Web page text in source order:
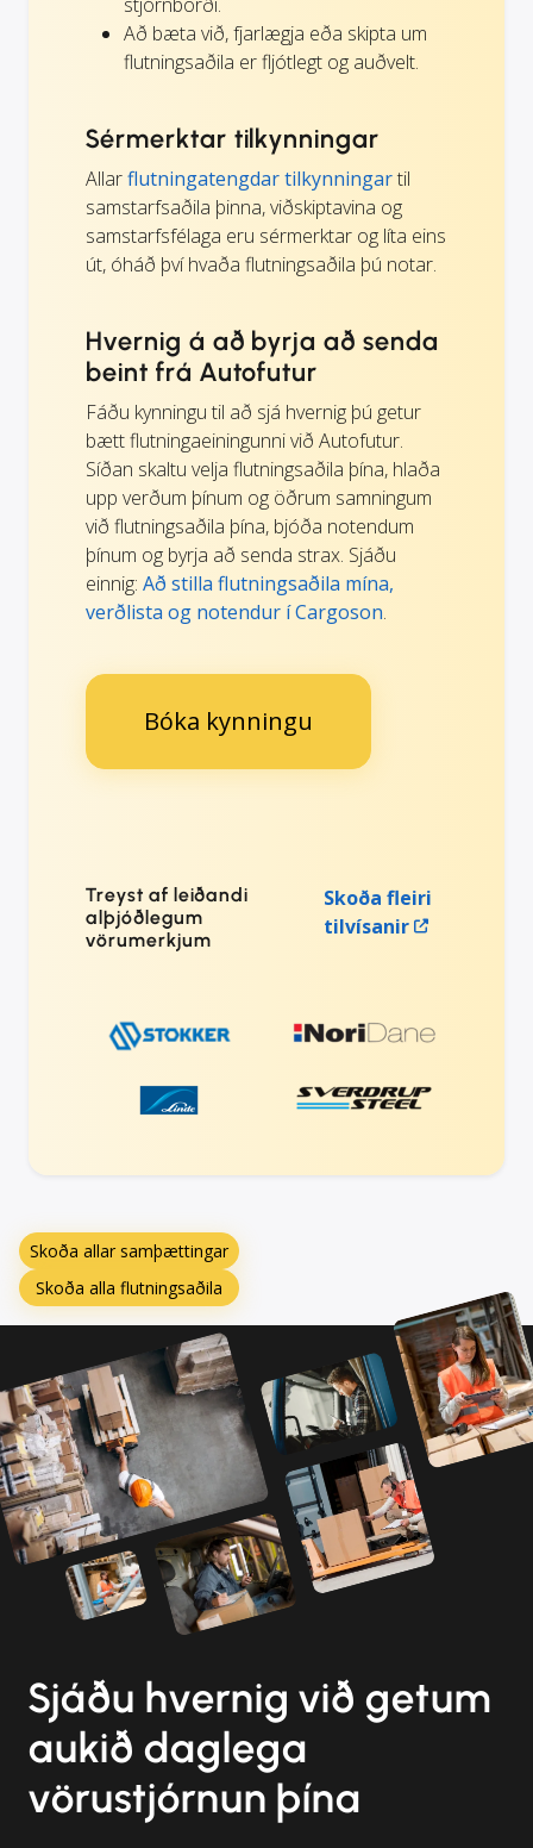
Að bæta við, fjarlægja eða skipta um
flutningsaðila er fljótlegt og auðvelt.
Sérmerktar tilkynningar
Allarflutningatengdar tilkynningartil
samstarfsaðila þinna, viðskiptavina og
samstarfsfélaga eru sérmerktar og líta eins
út, óháð því hvaða flutningsaðila þú notar.
Hvernig á að byrja að senda
beint frá Autofutur
Fáðu kynningu til að sjá hvernig þú getur
bætt flutningaeiningunni við Autofutur.
Síðan skaltu velja flutningsaðila þína, hlaða
upp verðum þínum og öðrum samningum
við flutningsaðila þína, bjóða notendum
þínum og byrja að senda strax. Sjáðu
einnig: Að stilla flutningsaðila mína,
verðlista og notendur í Cargoson.
Bóka kynningu
Treyst af leiðandi
alþjóðlegum
vörumerkjum
Skoða fleiri
tilvísanir
Skoða allar samþættingar
Skoða alla flutningsaðila
Sjáðu hvernig við getum
aukið daglega
vörustjórnun þína